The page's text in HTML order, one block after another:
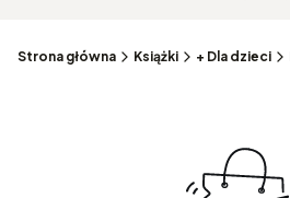
Strona główna Książki + Dla dzieci